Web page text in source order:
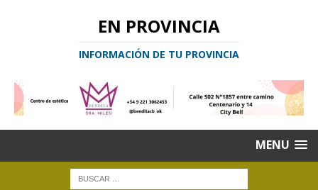
EN PROVINCIA
INFORMACIÓN DE TU PROVINCIA
MENU